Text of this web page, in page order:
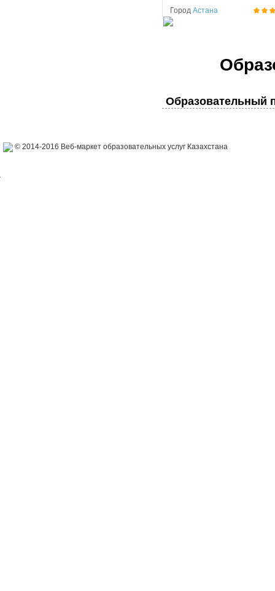
Город Астана
Образовательный
© 2014-2016 Веб-маркет образовательных услуг Казахстана